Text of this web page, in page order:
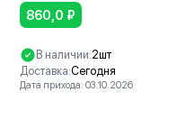
860,0 ₽
В наличии:2шт
Доставка:Сегодня
Дата прихода: 03.10.2026